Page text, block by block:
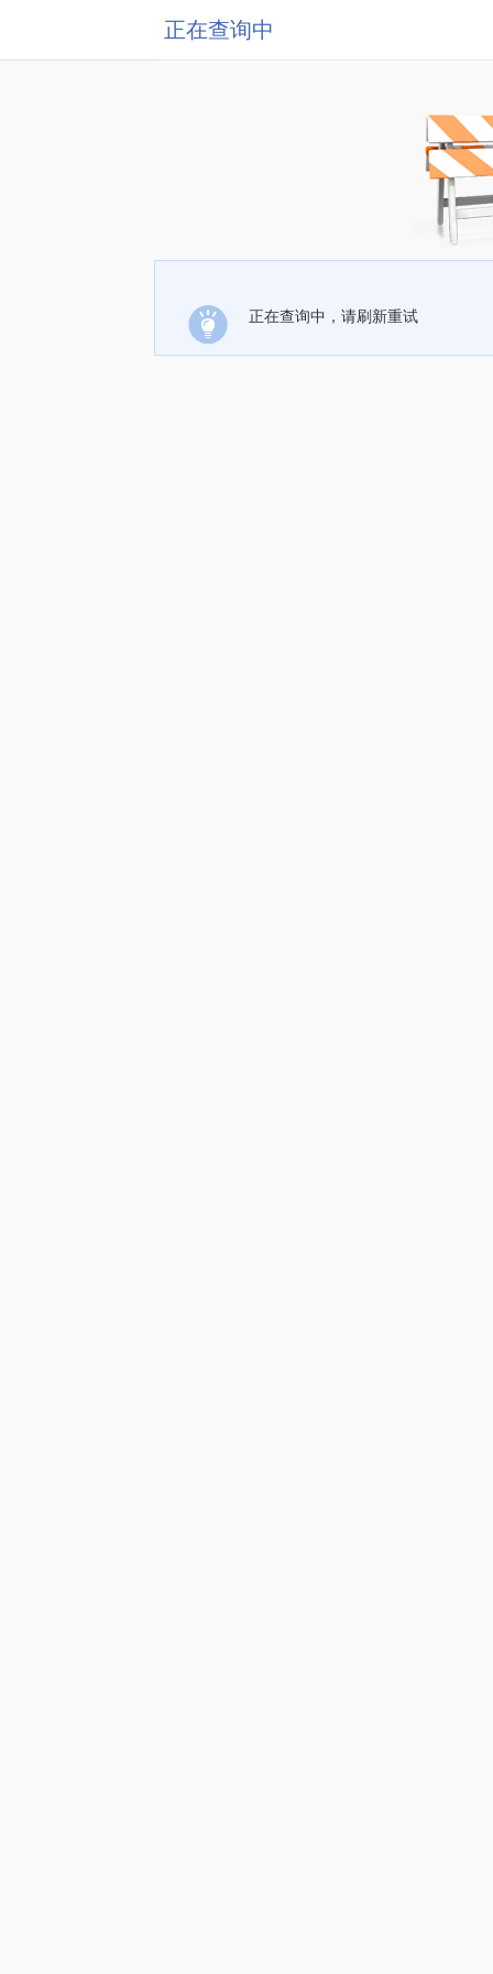
正在查询中
正在查询中，请刷新重试